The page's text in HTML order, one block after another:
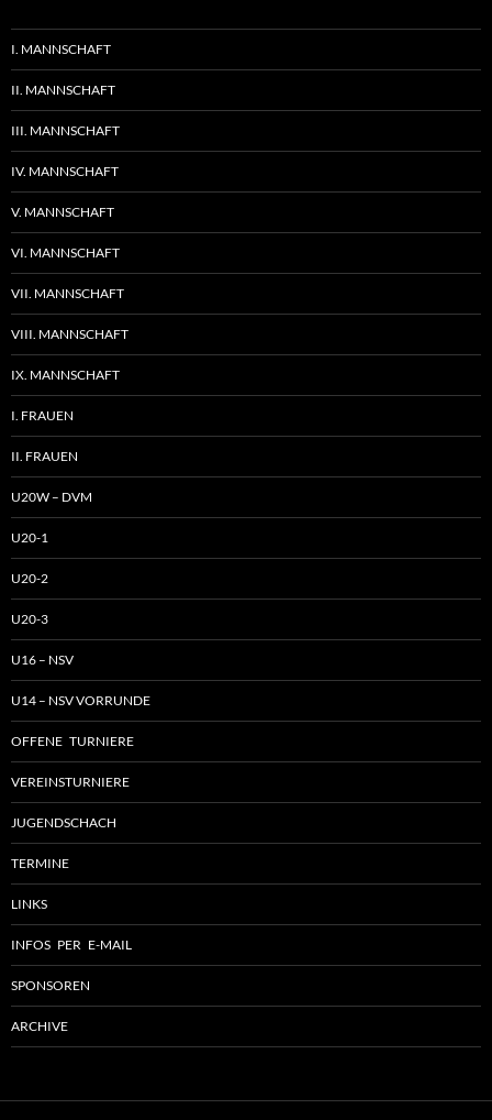
I. MANNSCHAFT
II. MANNSCHAFT
III. MANNSCHAFT
IV. MANNSCHAFT
V. MANNSCHAFT
VI. MANNSCHAFT
VII. MANNSCHAFT
VIII. MANNSCHAFT
IX. MANNSCHAFT
I. FRAUEN
II. FRAUEN
U20W – DVM
U20-1
U20-2
U20-3
U16 – NSV
U14 – NSV VORRUNDE
OFFENE TURNIERE
VEREINSTURNIERE
JUGENDSCHACH
TERMINE
LINKS
INFOS PER E-MAIL
SPONSOREN
ARCHIVE